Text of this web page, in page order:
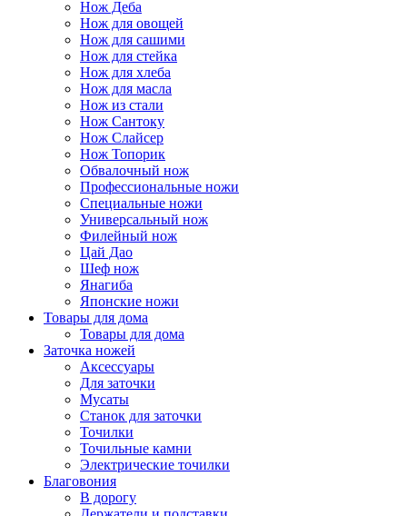
Нож Деба
Нож для овощей
Нож для сашими
Нож для стейка
Нож для хлеба
Нож для масла
Нож из стали
Нож Сантоку
Нож Слайсер
Нож Топорик
Обвалочный нож
Профессиональные ножи
Специальные ножи
Универсальный нож
Филейный нож
Цай Дао
Шеф нож
Янагиба
Японские ножи
Товары для дома
Товары для дома
Заточка ножей
Аксессуары
Для заточки
Мусаты
Станок для заточки
Точилки
Точильные камни
Электрические точилки
Благовония
В дорогу